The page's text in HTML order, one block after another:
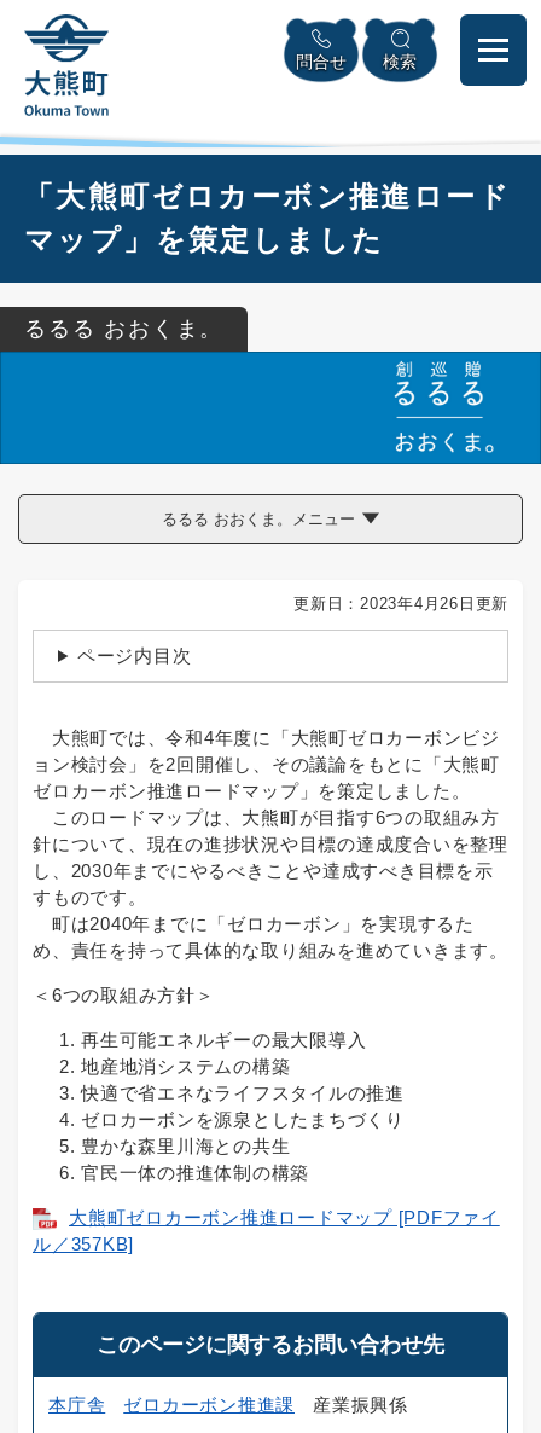
頭
メニューを飛ばして本文へ
問合せ 検索
「大熊町ゼロカーボン推進ロード
マップ」を策定しました
るるる おおくま。
るるる おおくま。メニュー
更新日：2023年4月26日更新
ページ内目次
大熊町では、令和4年度に「大熊町ゼロカーボンビジ
ョン検討会」を2回開催し、その議論をもとに「大熊町
ゼロカーボン推進ロードマップ」を策定しました。
このロードマップは、大熊町が目指す6つの取組み方
針について、現在の進捗状況や目標の達成度合いを整理
し、2030年までにやるべきことや達成すべき目標を示
すものです。
町は2040年までに「ゼロカーボン」を実現するた
め、責任を持って具体的な取り組みを進めていきます。
＜6つの取組み方針＞​
再生可能エネルギーの最大限導入
地産地消システムの構築
快適で省エネなライフスタイルの推進
ゼロカーボンを源泉としたまちづくり
豊かな森里川海との共生
官民一体の推進体制の構築
大熊町ゼロカーボン推進ロードマップ [PDFファイ
ル／357KB]
このページに関するお問い合わせ先
本庁舎 ゼロカーボン推進課 産業振興係